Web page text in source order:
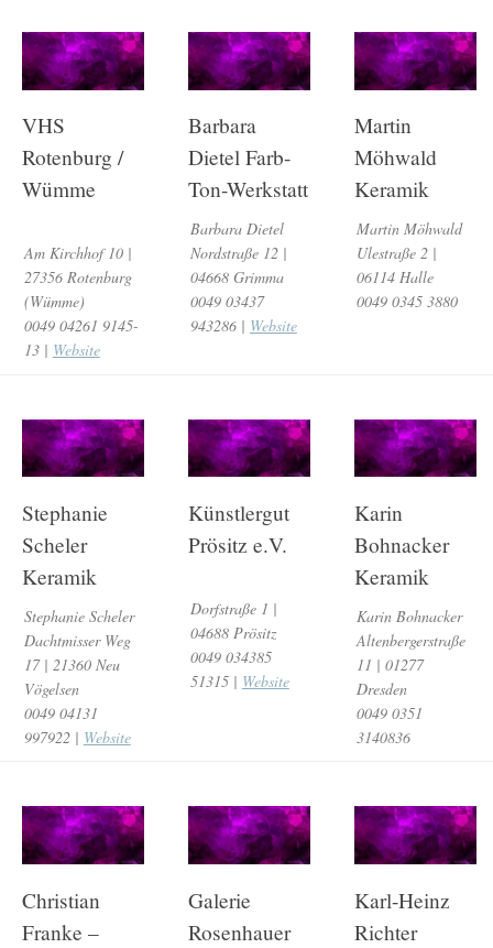
VHS
Rotenburg /
Wümme
Am Kirchhof 10 |
27356 Rotenburg
(Wümme)
0049 04261 9145-
13 | Website
Barbara
Dietel Farb-
Ton-Werkstatt
Barbara Dietel
Nordstraße 12 |
04668 Grimma
0049 03437
943286 | Website
Martin
Möhwald
Keramik
Martin Möhwald
Ulestraße 2 |
06114 Halle
0049 0345 3880
Stephanie
Scheler
Keramik
Stephanie Scheler
Dachtmisser Weg
17 | 21360 Neu
Vögelsen
0049 04131
997922 | Website
Künstlergut
Prösitz e.V.
Dorfstraße 1 |
04688 Prösitz
0049 034385
51315 | Website
Karin
Bohnacker
Keramik
Karin Bohnacker
Altenbergerstraße
11 | 01277
Dresden
0049 0351
3140836
Christian
Franke –
Galerie
Rosenhauer
Karl-Heinz
Richter